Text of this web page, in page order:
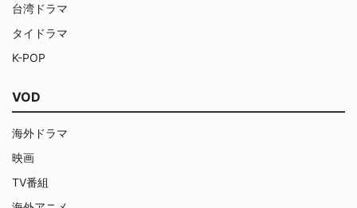
台湾ドラマ
タイドラマ
K-POP
VOD
海外ドラマ
映画
TV番組